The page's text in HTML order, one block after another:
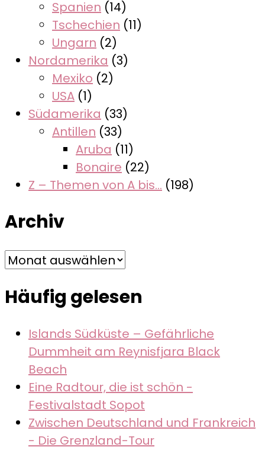
Spanien (14)
Tschechien (11)
Ungarn (2)
Nordamerika (3)
Mexiko (2)
USA (1)
Südamerika (33)
Antillen (33)
Aruba (11)
Bonaire (22)
Z – Themen von A bis… (198)
Archiv
Archiv
Häufig gelesen
Islands Südküste – Gefährliche
Dummheit am Reynisfjara Black
Beach
Eine Radtour, die ist schön -
Festivalstadt Sopot
Zwischen Deutschland und Frankreich
- Die Grenzland-Tour